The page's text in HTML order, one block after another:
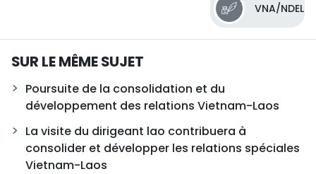
VNA/NDEL
SUR LE MÊME SUJET
Poursuite de la consolidation et du
développement des relations Vietnam-Laos
La visite du dirigeant lao contribuera à
consolider et développer les relations spéciales
Vietnam-Laos